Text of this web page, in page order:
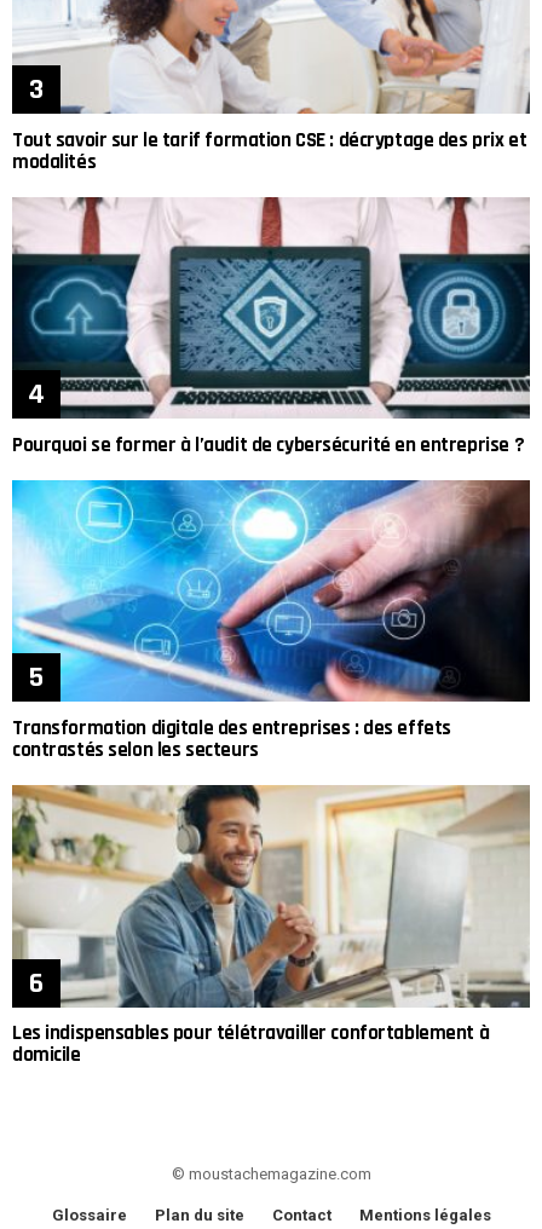
Tout savoir sur le tarif formation CSE : décryptage des prix et
modalités
Pourquoi se former à l’audit de cybersécurité en entreprise ?
Transformation digitale des entreprises : des effets
contrastés selon les secteurs
Les indispensables pour télétravailler confortablement à
domicile
© moustachemagazine.com
Glossaire Plan du site Contact Mentions légales